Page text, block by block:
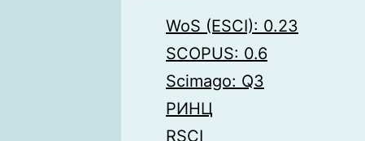
WoS (ESCI): 0.23
SCOPUS: 0.6
Scimago: Q3
РИНЦ
RSCI